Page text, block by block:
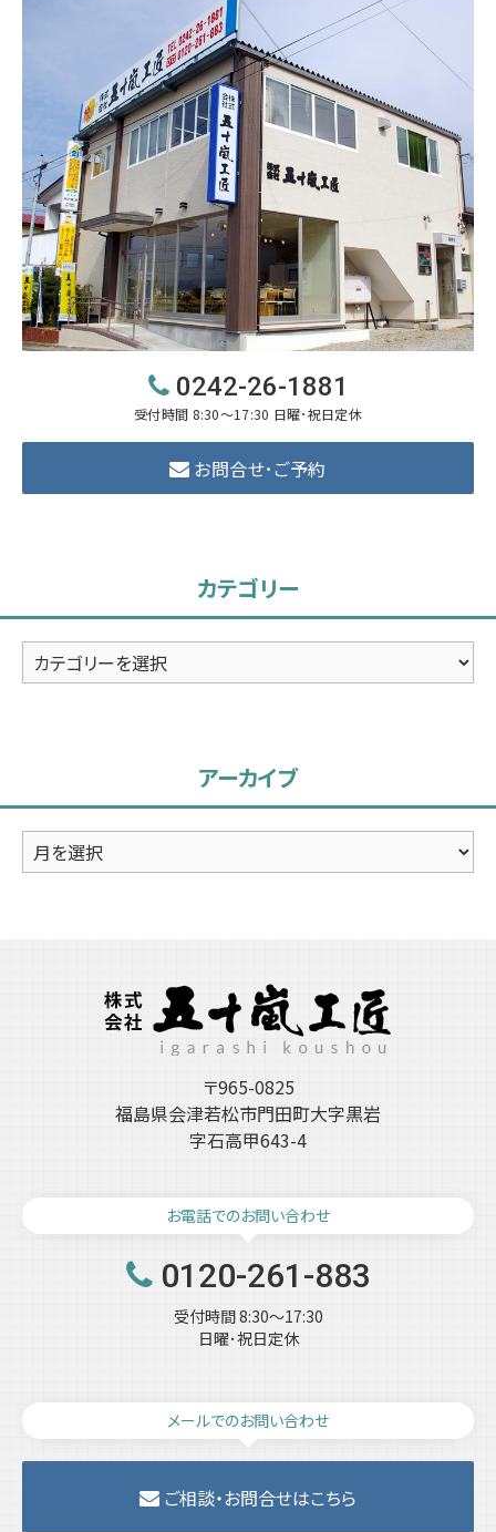
0242-26-1881
受付時間 8:30～17:30 日曜･祝日定休
お問合せ･ご予約
カテゴリー
カ
テ
アーカイブ
ア
ー
〒965-0825
福島県会津若松市門田町大字黒岩
字石高甲643-4
お電話でのお問い合わせ
0120-261-883
受付時間 8:30～17:30
日曜･祝日定休
メールでのお問い合わせ
ご相談・お問合せはこちら